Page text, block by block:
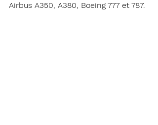
Airbus A350, A380, Boeing 777 et 787.